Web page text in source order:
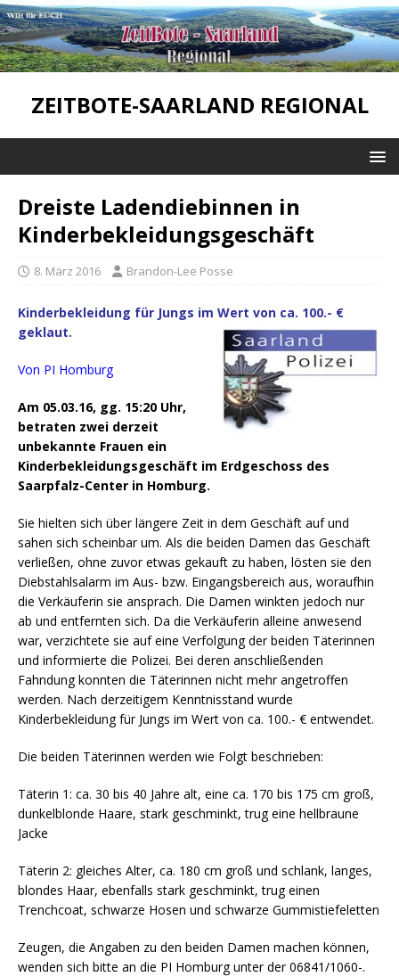
ZEITBOTE-SAARLAND REGIONAL
Dreiste Ladendiebinnen in
Kinderbekleidungsgeschäft
8. März 2016 Brandon-Lee Posse
Kinderbekleidung für Jungs im Wert von ca. 100.- €
geklaut.
Von PI Homburg
Am 05.03.16, gg. 15:20 Uhr,
betraten zwei derzeit
unbekannte Frauen ein
Kinderbekleidungsgeschäft im Erdgeschoss des
Saarpfalz-Center in Homburg.
Sie hielten sich über längere Zeit in dem Geschäft auf und
sahen sich scheinbar um. Als die beiden Damen das Geschäft
verließen, ohne zuvor etwas gekauft zu haben, lösten sie den
Diebstahlsalarm im Aus- bzw. Eingangsbereich aus, woraufhin
die Verkäuferin sie ansprach. Die Damen winkten jedoch nur
ab und entfernten sich. Da die Verkäuferin alleine anwesend
war, verzichtete sie auf eine Verfolgung der beiden Täterinnen
und informierte die Polizei. Bei deren anschließenden
Fahndung konnten die Täterinnen nicht mehr angetroffen
werden. Nach derzeitigem Kenntnisstand wurde
Kinderbekleidung für Jungs im Wert von ca. 100.- € entwendet.
Die beiden Täterinnen werden wie Folgt beschrieben:
Täterin 1: ca. 30 bis 40 Jahre alt, eine ca. 170 bis 175 cm groß,
dunkelblonde Haare, stark geschminkt, trug eine hellbraune
Jacke
Täterin 2: gleiches Alter, ca. 180 cm groß und schlank, langes,
blondes Haar, ebenfalls stark geschminkt, trug einen
Trenchcoat, schwarze Hosen und schwarze Gummistiefeletten
Zeugen, die Angaben zu den beiden Damen machen können,
wenden sich bitte an die PI Homburg unter der 06841/1060-.